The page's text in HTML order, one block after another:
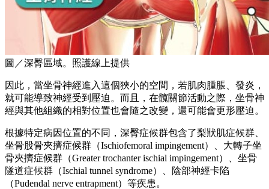
圖／深臀區域。照護線上提供
因此，當坐骨神經進入這個狹小的空間，若肌肉腫脹、發炎，
就可能導致神經受到壓迫。而且，在髖關節活動之際，坐骨神
經與其他組織的相對位置也會隨之改變，還可能會更形壓迫。
根據特定病因位置的不同，深臀症候群包含了梨狀肌症候群、
坐骨股骨夾擠症候群（Ischiofemoral impingement）、大轉子坐
骨夾擠症候群（Greater trochanter ischial impingement）、坐骨
隧道症候群（Ischial tunnel syndrome）、陰部神經卡陷
（Pudendal nerve entrapment）等疾患。